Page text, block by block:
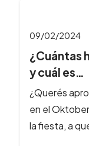
09/02/2024
¿Cuántas
y cuál es…
¿Querés
en el
la fiesta, a